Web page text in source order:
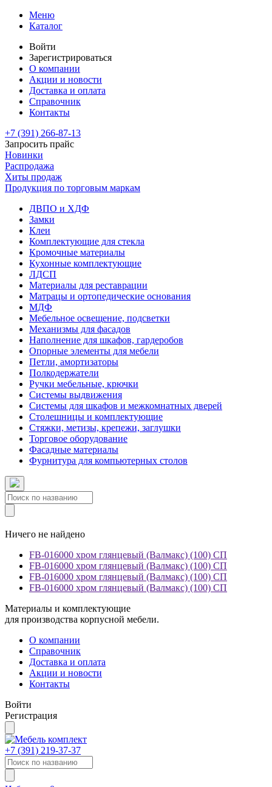
Меню
Каталог
Войти
Зарегистрироваться
О компании
Акции и новости
Доставка и оплата
Справочник
Контакты
+7 (391) 266-87-13
Запросить прайс
Новинки
Распродажа
Хиты продаж
Продукция по торговым маркам
ДВПО и ХДФ
Замки
Клеи
Комплектующие для стекла
Кромочные материалы
Кухонные комплектующие
ЛДСП
Материалы для реставрации
Матрацы и ортопедические основания
МДФ
Мебельное освещение, подсветки
Механизмы для фасадов
Наполнение для шкафов, гардеробов
Опорные элементы для мебели
Петли, амортизаторы
Полкодержатели
Ручки мебельные, крючки
Системы выдвижения
Системы для шкафов и межкомнатных дверей
Столешницы и комплектующие
Стяжки, метизы, крепежи, заглушки
Торговое оборудование
Фасадные материалы
Фурнитура для компьютерных столов
Ничего не найдено
FB-016000 хром глянцевый (Валмакс) (100) СП
FB-016000 хром глянцевый (Валмакс) (100) СП
FB-016000 хром глянцевый (Валмакс) (100) СП
FB-016000 хром глянцевый (Валмакс) (100) СП
Материалы и комплектующие
для производства корпусной мебели.
О компании
Справочник
Доставка и оплата
Акции и новости
Контакты
Войти
Регистрация
+7 (391) 219-37-37